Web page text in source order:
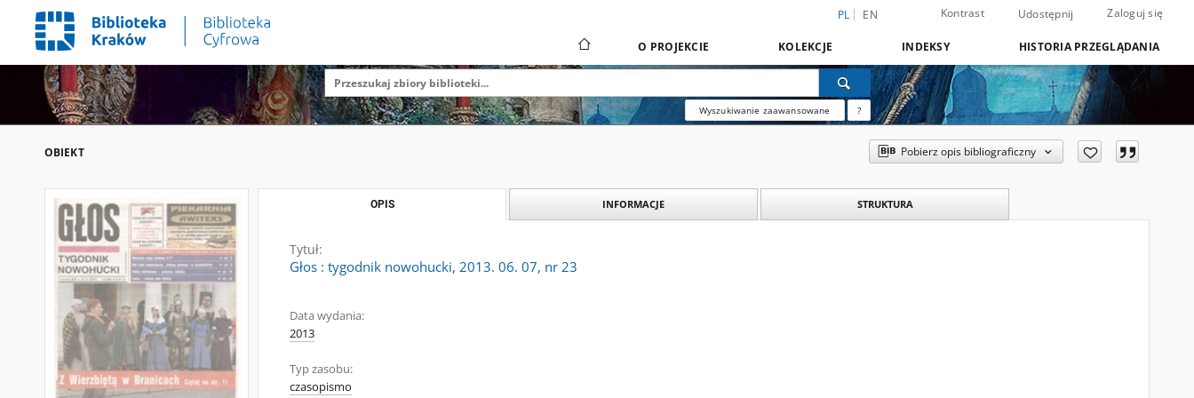
PL EN Kontrast Udostępnij Zaloguj się
O PROJEKCIE KOLEKCJE INDEKSY HISTORIA PRZEGLĄDANIA
Wyszukiwanie zaawansowane ?
OBIEKT Pobierz opis bibliograficzny
OPIS INFORMACJE STRUKTURA
Tytuł:
Głos : tygodnik nowohucki, 2013. 06. 07, nr 23
Data wydania:
2013
Typ zasobu:
czasopismo